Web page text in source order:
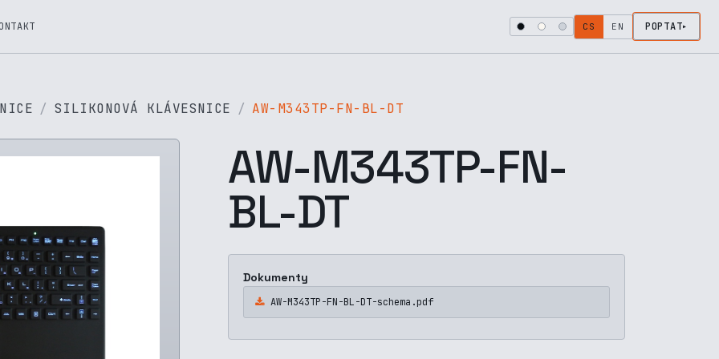
CS EN POPTAT
SILIKONOVÁ KLÁVESNICE AW-M343TP-FN-BL-DT
AW-M343TP-FN-
BL-DT
Dokumenty
AW-M343TP-FN-BL-DT-schema.pdf